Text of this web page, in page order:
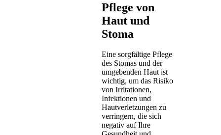
Pflege von
Haut und
Stoma
Eine sorgfältige Pflege
des Stomas und der
umgebenden Haut ist
wichtig, um das Risiko
von Irritationen,
Infektionen und
Hautverletzungen zu
verringern, die sich
negativ auf Ihre